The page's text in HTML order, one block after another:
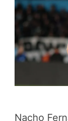
Nacho